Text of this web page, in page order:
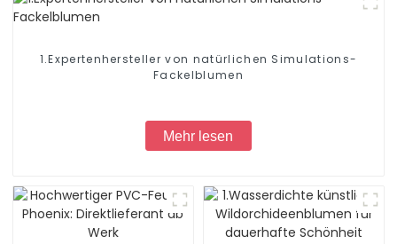
1.Expertenhersteller von natürlichen Simulations-
Fackelblumen
Mehr lesen